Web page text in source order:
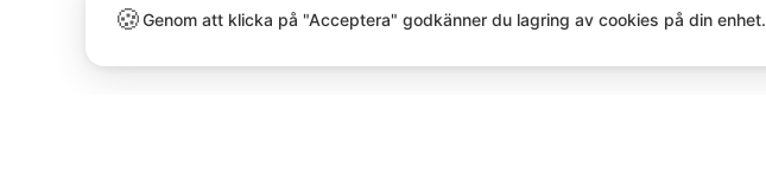
Kontakta oss idag
🍪Genom att klicka på "Acceptera" godkänner du lagring av cookies på din enhet.